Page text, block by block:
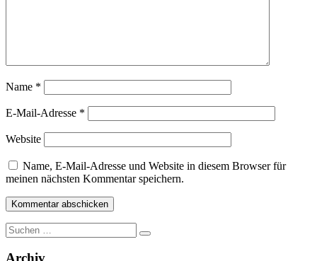
Name *
E-Mail-Adresse *
Website
Name, E-Mail-Adresse und Website in diesem Browser für
meinen nächsten Kommentar speichern.
Suche
nach: